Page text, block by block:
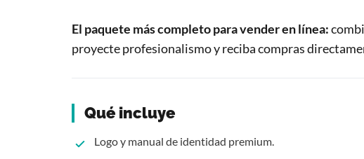
El paquete más completo para vender en línea:
proyecte profesionalismo y reciba compras
Qué incluye
Logo y manual de identidad premium.